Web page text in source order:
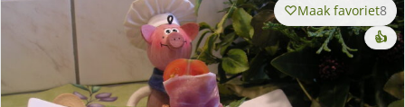
Maak favoriet8
👍